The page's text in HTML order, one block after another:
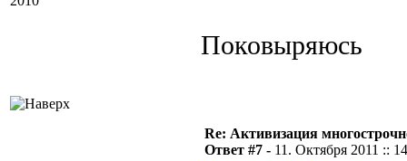
Поковыряюсь
Re: Активизация
Ответ #7 - 11. Октября 2011 ::